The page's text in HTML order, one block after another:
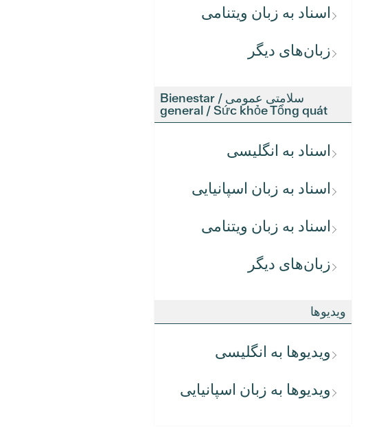
اسناد به زبان ویتنامی
زبان‌های دیگر
سلامتی عمومی / Bienestar
general / Sức khỏe Tổng quát
اسناد به انگلیسی
اسناد به زبان اسپانیایی
اسناد به زبان ویتنامی
زبان‌های دیگر
ویدیوها
ویدیوها به انگلیسی
ویدیوها به زبان اسپانیایی